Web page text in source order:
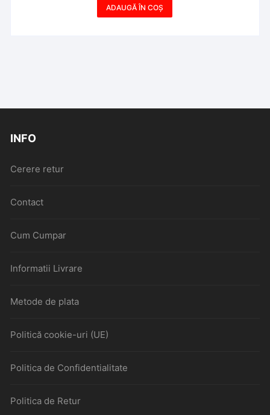
ADAUGĂ ÎN COȘ
INFO
Cerere retur
Contact
Cum Cumpar
Informatii Livrare
Metode de plata
Politică cookie-uri (UE)
Politica de Confidentialitate
Politica de Retur